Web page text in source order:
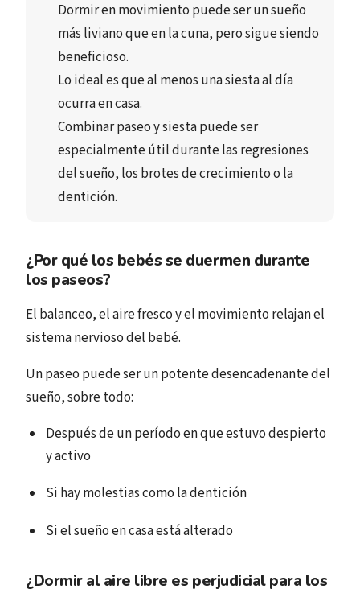
Dormir en movimiento puede ser un sueño
más liviano que en la cuna, pero sigue siendo
beneficioso.
Lo ideal es que al menos una siesta al día
ocurra en casa.
Combinar paseo y siesta puede ser
especialmente útil durante las regresiones
del sueño, los brotes de crecimiento
dentición.
¿Por qué los bebés se duermen durante
los paseos?
El balanceo, el aire fresco y el movimiento relajan el
sistema nervioso del bebé.
Un paseo puede ser un potente desencadenante del
sueño, sobre todo:
Después de un período en que estuvo despierto
y activo
Si hay molestias como la dentición
Si el sueño en casa está alterado
¿Dormir al aire libre es perjudicial para los